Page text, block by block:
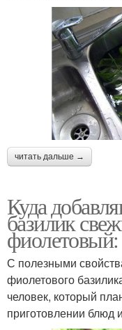
читать дальше →
Куда
базилик
фиолетовый:
С полезными
фиолетового
человек, который
приготовлении блюд